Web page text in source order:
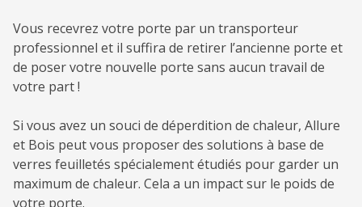
Vous recevrez votre porte par un transporteur
professionnel et il suffira de retirer l’ancienne porte et
de poser votre nouvelle porte sans aucun travail de
votre part !
Si vous avez un souci de déperdition de chaleur, Allure
et Bois peut vous proposer des solutions à base de
verres feuilletés spécialement étudiés pour garder un
maximum de chaleur. Cela a un impact sur le poids de
votre porte.